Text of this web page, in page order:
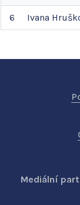
6 Ivana
Mediální